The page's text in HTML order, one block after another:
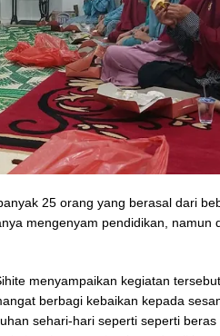
25 orang yang berasal dari
mengenyam pendidikan, namun
menyampaikan kegiatan tersebut
berbagi kebaikan kepada
sehari-hari seperti seperti beras